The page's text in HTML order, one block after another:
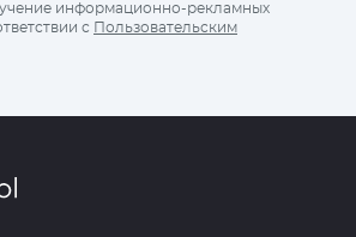
информационно-рекламных
с Пользовательским